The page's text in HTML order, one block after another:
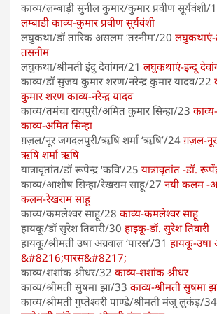
काव्य/लम्बाड़ी सुनील कुमार/कुमार प्रवीण सूर्यवंशी/
लम्बाडी काव्य-कुमार प्रवीण सूर्यवंशी
लघुकथा/डॉ तारिक असलम ‘तस्नीम’/20 लघुकथाएं-
तसनीम
लघुकथा/श्रीमती इंदु देवांगन/21 लघुकथाएं-इन्दू
काव्य/डॉ सुजय कुमार शरण/नरेन्द्र कुमार यादव/22
कुमार शरण काव्य-नरेन्द्र यादव
काव्य/तमंचा रायपुरी/अमित कुमार सिन्हा/23
काव्य-अमित सिन्हा
ग़ज़ल/नूर जगदलपुरी/ऋषि शर्मा ‘ऋषि’/24 ग़ज़ल-
ऋषि शर्मा ऋषि
यात्रावृतांत/डॉ रूपेन्द्र ‘कवि’/25 यात्रावृतांत -डॉ.
काव्य/आशीष सिन्हा/रेखराम साहू/27 नयी कलम -
कलम-रेखराम साहू
काव्य/कमलेश्वर साहू/28 काव्य-कमलेश्वर साहू
हायकू/डॉ सुरेश तिवारी/30 हाइकू-डॉ. सुरेश तिवारी
हायकू/श्रीमती उषा अग्रवाल ‘पारस’/31 हायकू-उषा
&#8216;पारस&#8217;
काव्य/शशांक श्रीधर/32 काव्य-शशांक श्रीधर
काव्य/श्रीमती सुषमा झा/33 काव्य-श्रीमती सुषमा
काव्य/श्रीमती गुप्तेश्वरी पाण्डे/श्रीमती मंजू लुकंड़/34